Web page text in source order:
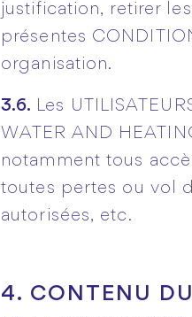
justification, retirer
présentes
organisation.
3.6. Les
WATER AND
notamment tous
toutes pertes ou vol
autorisées, etc.
4. CONTENU